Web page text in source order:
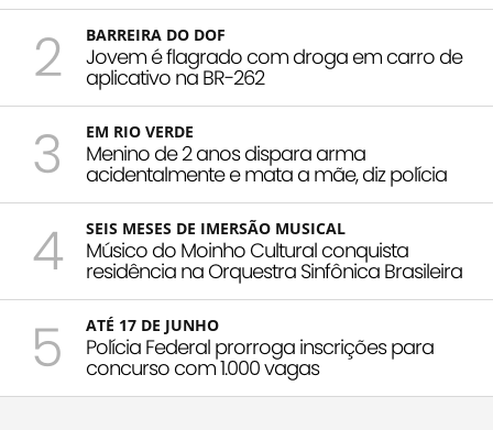
2 BARREIRA DO DOF
Jovem é flagrado com droga em carro de
aplicativo na BR-262
3 EM RIO VERDE
Menino de 2 anos dispara arma
acidentalmente e mata a mãe, diz polícia
4 SEIS MESES DE IMERSÃO MUSICAL
Músico do Moinho Cultural conquista
residência na Orquestra Sinfônica Brasileira
5 ATÉ 17 DE JUNHO
Polícia Federal prorroga inscrições para
concurso com 1.000 vagas